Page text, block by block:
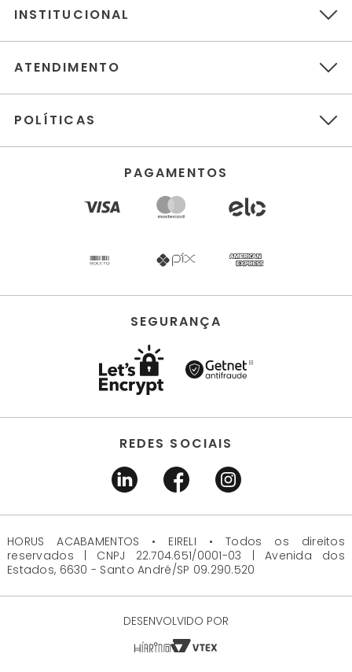
INSTITUCIONAL
ATENDIMENTO
POLÍTICAS
PAGAMENTOS
SEGURANÇA
REDES SOCIAIS
HORUS ACABAMENTOS • EIRELI • Todos os direitos
reservados | CNPJ 22.704.651/0001-03 | Avenida dos
Estados, 6630 - Santo André/SP 09.290.520
DESENVOLVIDO POR